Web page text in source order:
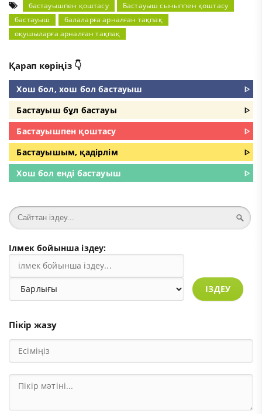
бастауышпен қоштасу
Бастауыш сыныппен қоштасу
бастауыш
балаларға арналған тақпақ
оқушыларға арналған тақпақ
Қарап көріңіз 👇
Хош бол, хош бол бастауыш
ᐈ
Бастауыш бұл бастауы
ᐈ
Бастауышпен қоштасу
ᐈ
Бастауышым, қадірлім
ᐈ
Хош бол енді бастауыш
ᐈ
Ілмек бойынша іздеу:
ІЗДЕУ
Пікір жазу